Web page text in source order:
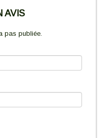
AVIS
pas publiée.